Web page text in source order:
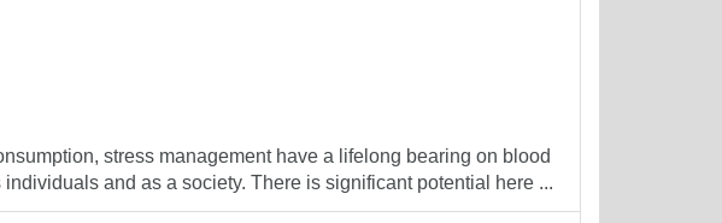
stress management have a lifelong bearing on blood
and as a society. There is significant potential here ...